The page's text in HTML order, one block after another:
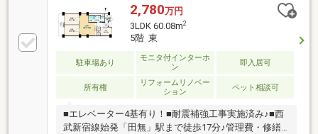
彩る施設やカフェが共存する魅力的な地域です。落ち
着いた雰囲気の中に、子育て世代や若者も多く、地域
のつながりも大切にされています。歴史と現代が調和
内容】●キッチン、ユニットバス、トイレ新規交換●フ
ローリング、クロス貼替●建具、クリーニングetc…◆
フリーダイヤル０１２０－９４８－２５７◆
2,780万円
3LDK 60.08m2
5階 東
駐車場あり
モニタ付インターホ
ン
即入居可
所有権
リフォームリノベー
ション
ペット相談可
■エレベーター4基有り！■耐震補強工事実施済み♪■西
武新宿線始発「田無」駅まで徒歩17分♪管理費・修繕